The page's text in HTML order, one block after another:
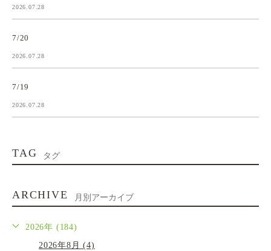
2026.07.28
7/20
2026.07.28
7/19
2026.07.28
TAG タグ
ARCHIVE 月別アーカイブ
2026年 (184)
2026年8月 (4)